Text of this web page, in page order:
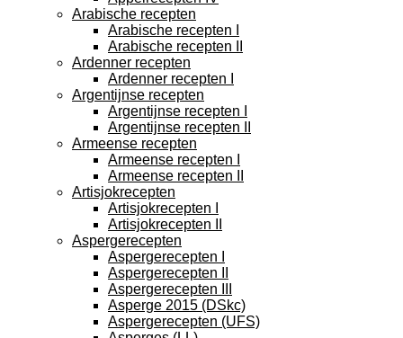
Arabische recepten
Arabische recepten I
Arabische recepten II
Ardenner recepten
Ardenner recepten I
Argentijnse recepten
Argentijnse recepten I
Argentijnse recepten II
Armeense recepten
Armeense recepten I
Armeense recepten II
Artisjokrecepten
Artisjokrecepten I
Artisjokrecepten II
Aspergerecepten
Aspergerecepten I
Aspergerecepten II
Aspergerecepten III
Asperge 2015 (DSkc)
Aspergerecepten (UFS)